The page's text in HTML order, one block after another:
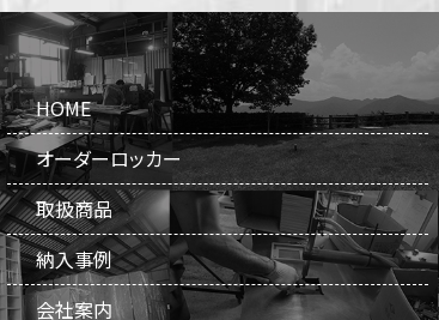
HOME
オーダーロッカー
取扱商品
納入事例
会社案内